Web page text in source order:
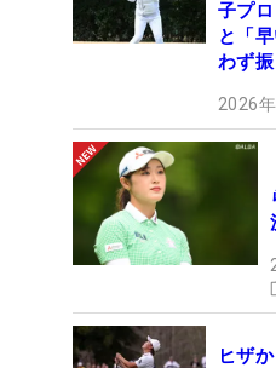
子プ
と「
わず
2026
ヒザ